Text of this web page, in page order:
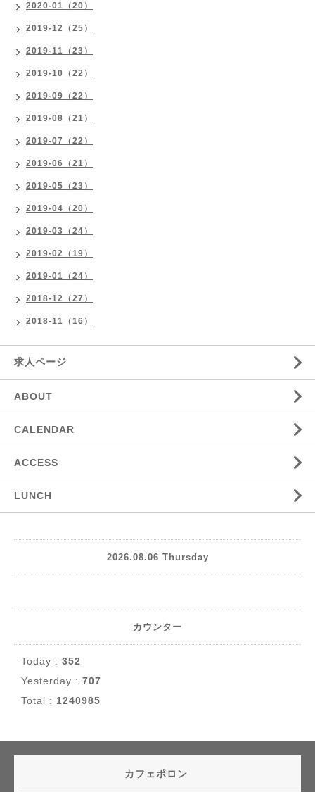
2020-01（20）
2019-12（25）
2019-11（23）
2019-10（22）
2019-09（22）
2019-08（21）
2019-07（22）
2019-06（21）
2019-05（23）
2019-04（20）
2019-03（24）
2019-02（19）
2019-01（24）
2018-12（27）
2018-11（16）
求人ページ
ABOUT
CALENDAR
ACCESS
LUNCH
2026.08.06 Thursday
カウンター
Today : 352
Yesterday : 707
Total : 1240985
カフェポロン